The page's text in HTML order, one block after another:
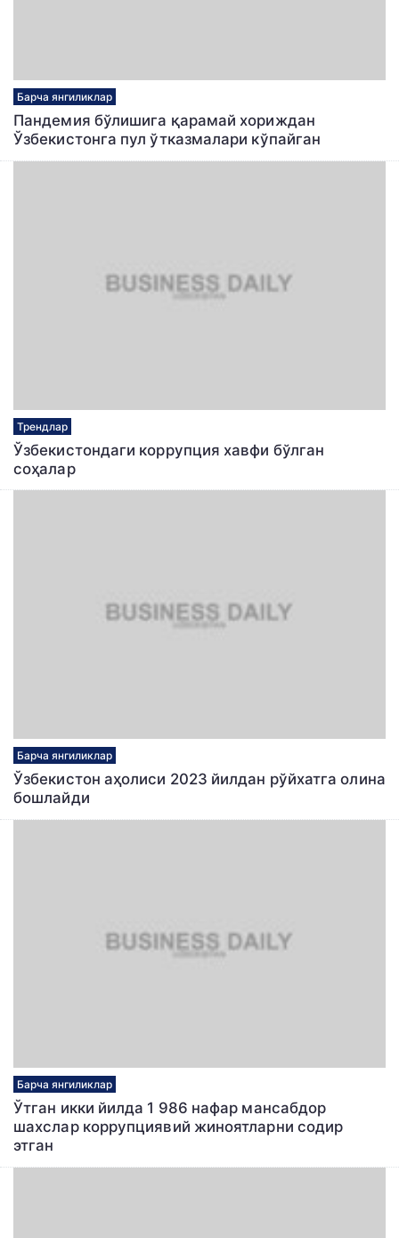
Барча янгиликлар
Пандемия бўлишига қарамай хориждан
Ўзбекистонга пул ўтказмалари кўпайган
Трендлар
Ўзбекистондаги коррупция хавфи бўлган
соҳалар
Барча янгиликлар
Ўзбекистон аҳолиси 2023 йилдан рўйхатга олина
бошлайди
Барча янгиликлар
Ўтган икки йилда 1 986 нафар мансабдор
шахслар коррупциявий жиноятларни содир
этган